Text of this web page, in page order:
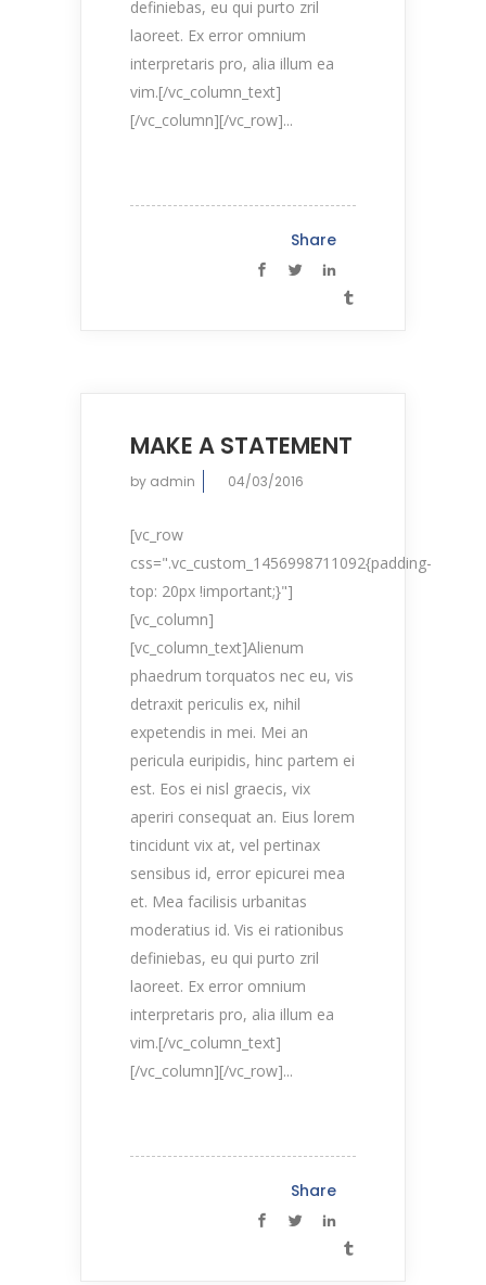
definiebas, eu qui purto zril
laoreet. Ex error omnium
interpretaris pro, alia illum ea
vim.[/vc_column_text]
[/vc_column][/vc_row]...
Share
MAKE A STATEMENT
by admin 04/03/2016
[vc_row
css=".vc_custom_1456998711092{padding-
top: 20px !important;}"]
[vc_column]
[vc_column_text]Alienum
phaedrum torquatos nec eu, vis
detraxit periculis ex, nihil
expetendis in mei. Mei an
pericula euripidis, hinc partem ei
est. Eos ei nisl graecis, vix
aperiri consequat an. Eius lorem
tincidunt vix at, vel pertinax
sensibus id, error epicurei mea
et. Mea facilisis urbanitas
moderatius id. Vis ei rationibus
definiebas, eu qui purto zril
laoreet. Ex error omnium
interpretaris pro, alia illum ea
vim.[/vc_column_text]
[/vc_column][/vc_row]...
Share